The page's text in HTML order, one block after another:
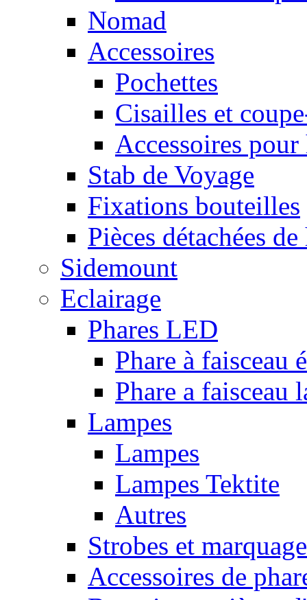
Nomad
Accessoires
Pochettes
Cisailles et
Accessoires pour
Stab de Voyage
Fixations bouteilles
Pièces détachées
Sidemount
Eclairage
Phares LED
Phare à faisceau
Phare a faisceau
Lampes
Lampes
Lampes Tektite
Autres
Strobes et
Accessoires de